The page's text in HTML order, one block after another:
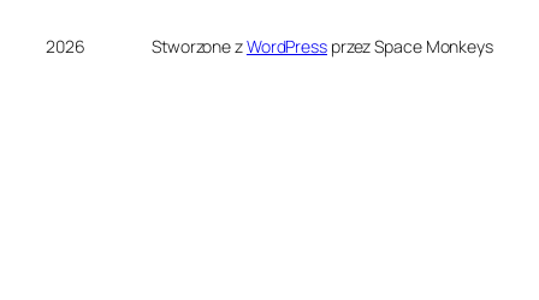
2026 Stworzone zWordPressprzez Space Monkeys